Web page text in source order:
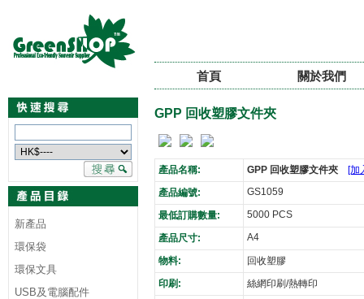
首頁 關於我們
新產品
環保袋
環保文具
USB及電腦配件
GPP 回收塑膠文件夾
產品名稱: GPP 回收塑膠文件夾
[加
產品編號:
GS1059
最低訂購數量: 5000 PCS
產品尺寸: A4
物料:
回收塑膠
印刷:
絲網印刷/熱轉印